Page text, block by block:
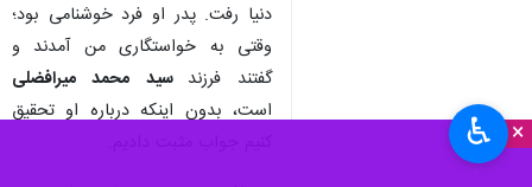
×
دنیا رفت. پدر او فرد خوشنامی بود؛
وقتی به خواستگاری من آمدند و
گفتند فرزند سید محمد میرافضلی
است، بدون اینکه درباره او تحقیق
♿︎